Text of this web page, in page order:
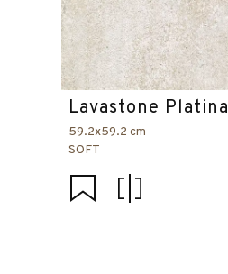
Lavastone Platina
59.2x59.2 cm
SOFT